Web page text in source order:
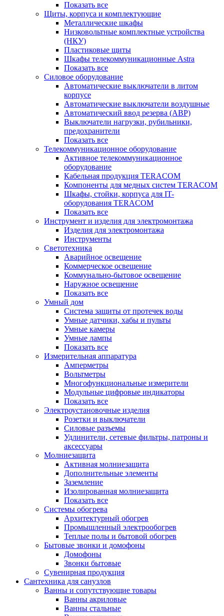
Показать все
Щиты, корпуса и комплектующие
Металлические шкафы
Низковольтные комплектные устройства
(НКУ)
Пластиковые щиты
Шкафы телекоммуникационные Astra
Показать все
Силовое оборудование
Автоматические выключатели в литом
корпусе
Автоматические выключатели воздушные
Автоматический ввод резерва (АВР)
Выключатели нагрузки, рубильники,
предохранители
Показать все
Телекоммуникационное оборудование
Активное телекоммуникационное
оборудование
Кабельная продукция TERACOM
Компоненты для медных систем TERACOM
Шкафы, стойки, корпуса для IT-
оборудования TERACOM
Показать все
Инструмент и изделия для электромонтажа
Изделия для электромонтажа
Инструменты
Светотехника
Аварийное освещение
Коммерческое освещение
Коммунально-бытовое освещение
Наружное освещение
Показать все
Умный дом
Система защиты от протечек воды
Умные датчики, хабы и пульты
Умные камеры
Умные лампы
Показать все
Измерительная аппаратура
Амперметры
Вольтметры
Многофункциональные измерители
Модульные цифровые индикаторы
Показать все
Электроустановочные изделия
Розетки и выключатели
Силовые разъемы
Удлинители, сетевые фильтры, патроны и
аксессуары
Молниезащита
Активная молниезащита
Дополнительные элементы
Заземление
Изолированная молниезащита
Показать все
Системы обогрева
Архитектурный обогрев
Промышленный электрообогрев
Теплые полы и бытовой обогрев
Бытовые звонки и домофоны
Домофоны
Звонки бытовые
Сувенирная продукция
Сантехника для санузлов
Ванны и сопутствующие товары
Ванны акриловые
Ванны стальные